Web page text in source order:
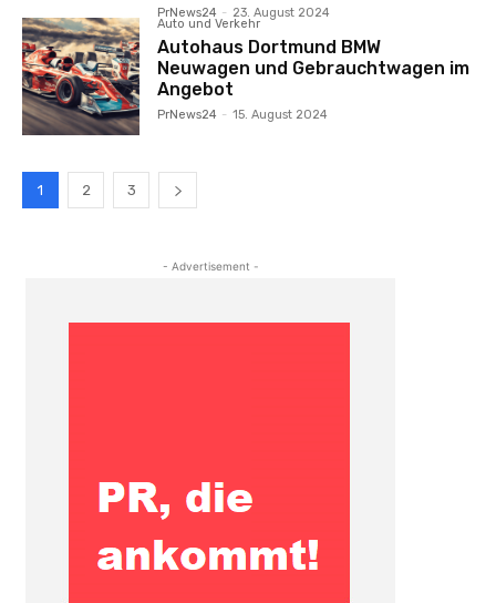
PrNews24 - 23. August 2024
Auto und Verkehr
Autohaus Dortmund BMW
Neuwagen und Gebrauchtwagen im
Angebot
PrNews24 - 15. August 2024
1 2 3
- Advertisement -